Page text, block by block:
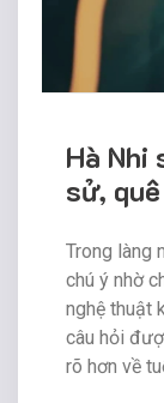
Hà Nhi
sử,
Trong làng
chú ý nhờ
nghệ thuật
câu hỏi
rõ hơn về